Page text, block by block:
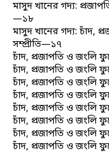
মাসুদ খানের গদ্য:
—১৮
মাসুদ খানের গদ্য: চাঁদ,
সম্প্রীতি—১৭
চাঁদ, প্রজাপতি ও জংলি
চাঁদ, প্রজাপতি ও জংলি
চাঁদ, প্রজাপতি ও জংলি
চাঁদ, প্রজাপতি ও জংলি
চাঁদ, প্রজাপতি ও জংলি
চাঁদ, প্রজাপতি ও জংলি
চাঁদ, প্রজাপতি ও জংলি
চাঁদ, প্রজাপতি ও জংলি